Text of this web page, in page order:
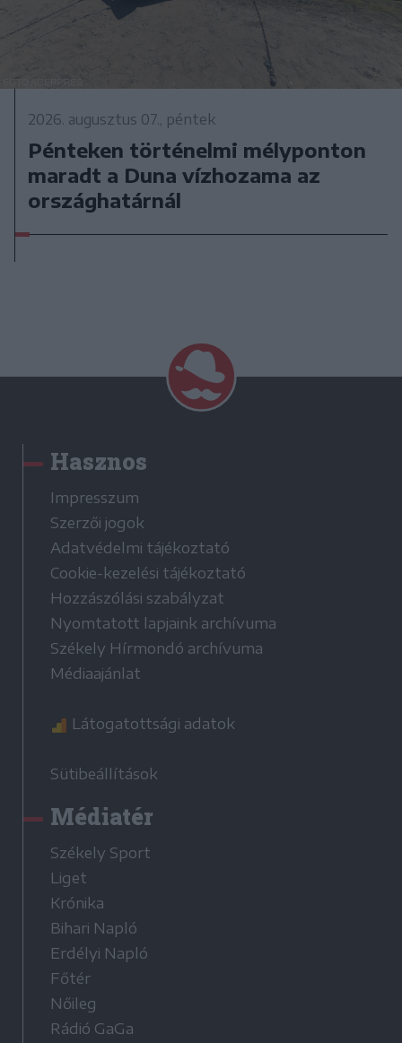
2026. augusztus 07., péntek
Pénteken történelmi mélyponton
maradt a Duna vízhozama az
országhatárnál
Hasznos
Impresszum
Szerzői jogok
Adatvédelmi tájékoztató
Cookie-kezelési tájékoztató
Hozzászólási szabályzat
Nyomtatott lapjaink archívuma
Székely Hírmondó archívuma
Médiaajánlat
Látogatottsági adatok
Sütibeállítások
Médiatér
Székely Sport
Liget
Krónika
Bihari Napló
Erdélyi Napló
Főtér
Nőileg
Rádió GaGa